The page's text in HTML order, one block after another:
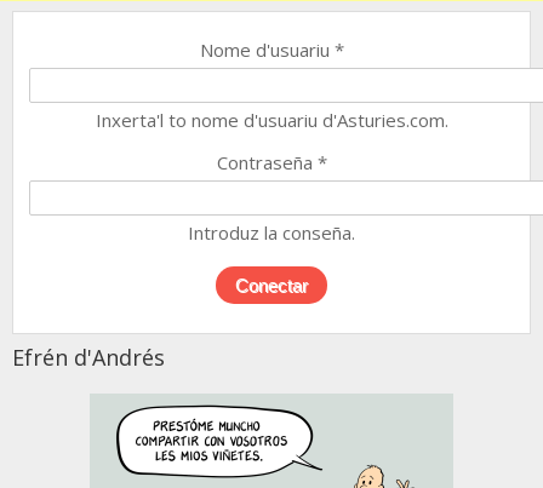
Nome d'usuariu *
Inxerta'l to nome d'usuariu d'Asturies.com.
Contraseña *
Introduz la conseña.
Efrén d'Andrés